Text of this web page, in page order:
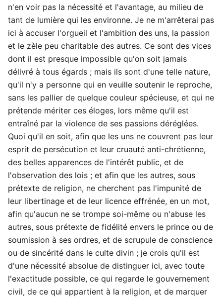
n'en voir pas la nécessité et l'avantage, au milieu de
tant de lumière qui les environne. Je ne m'arrêterai pas
ici à accuser l'orgueil et l'ambition des uns, la passion
et le zèle peu charitable des autres. Ce sont des vices
dont il est presque impossible qu'on soit jamais
délivré à tous égards ; mais ils sont d'une telle nature,
qu'il n'y a personne qui en veuille soutenir le reproche,
sans les pallier de quelque couleur spécieuse, et qui ne
prétende mériter ces éloges, lors même qu'il est
entraîné par la violence de ses passions déréglées.
Quoi qu'il en soit, afin que les uns ne couvrent pas leur
esprit de persécution et leur cruauté anti-chrétienne,
des belles apparences de l'intérêt public, et de
l'observation des lois ; et afin que les autres, sous
prétexte de religion, ne cherchent pas l'impunité de
leur libertinage et de leur licence effrénée, en un mot,
afin qu'aucun ne se trompe soi-même ou n'abuse les
autres, sous prétexte de fidélité envers le prince ou de
soumission à ses ordres, et de scrupule de conscience
ou de sincérité dans le culte divin ; je crois qu'il est
d'une nécessité absolue de distinguer ici, avec toute
l'exactitude possible, ce qui regarde le gouvernement
civil, de ce qui appartient à la religion, et de marquer